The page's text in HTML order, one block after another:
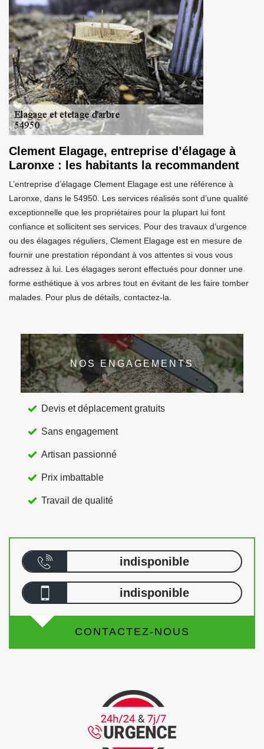
Clement Elagage, entreprise d’élagage à
Laronxe : les habitants la recommandent
L’entreprise d’élagage Clement Elagage est une référence à
Laronxe, dans le 54950. Les services réalisés sont d’une qualité
exceptionnelle que les propriétaires pour la plupart lui font
confiance et sollicitent ses services. Pour des travaux d’urgence
ou des élagages réguliers, Clement Elagage est en mesure de
fournir une prestation répondant à vos attentes si vous vous
adressez à lui. Les élagages seront effectués pour donner une
forme esthétique à vos arbres tout en évitant de les faire tomber
malades. Pour plus de détails, contactez-la.
NOS ENGAGEMENTS
Devis et déplacement gratuits
Sans engagement
Artisan passionné
Prix imbattable
Travail de qualité
indisponible
indisponible
CONTACTEZ-NOUS